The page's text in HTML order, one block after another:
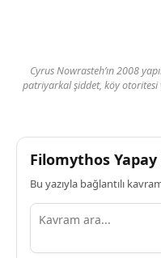
Cyrus Nowrasteh’ın 2008
patriyarkal şiddet, köy otoritesi
Filomythos Yapay
Bu yazıyla bağlantılı